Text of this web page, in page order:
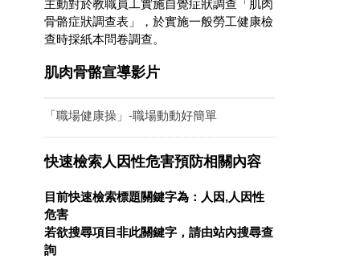
主動對於教職員工實施自覺症狀調查「肌肉
骨骼症狀調查表」，於實施一般勞工健康檢
查時採紙本問卷調查。
肌肉骨骼宣導影片
「職場健康操」-職場動動好簡單
快速檢索人因性危害預防相關內容
目前快速檢索標題關鍵字為：人因,人因性
危害
若欲搜尋項目非此關鍵字，請由站內搜尋查
詢